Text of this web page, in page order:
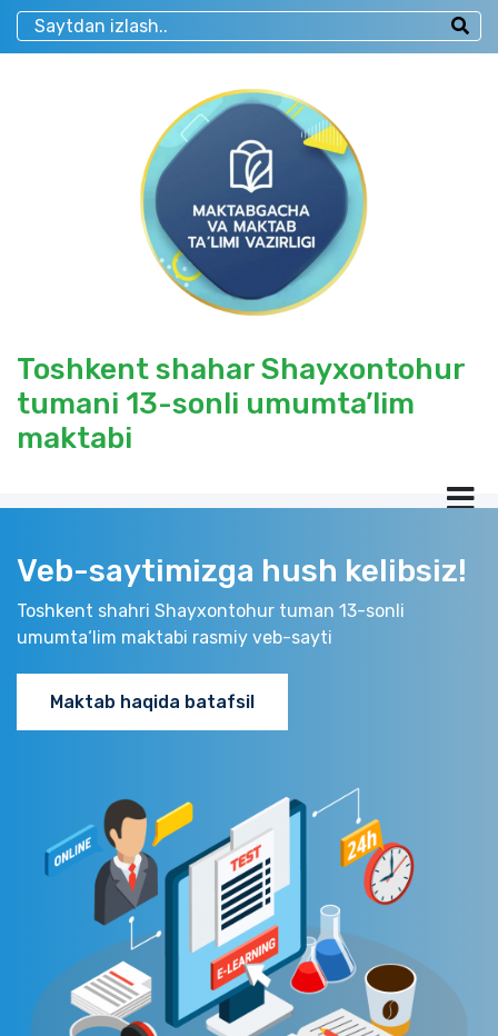
Toshkent shahar Shayxontohur
tumani 13-sonli umumta’lim
maktabi
Veb-saytimizga hush kelibsiz!
Toshkent shahri Shayxontohur tuman 13-sonli
umumta‘lim maktabi rasmiy veb-sayti
Maktab haqida batafsil